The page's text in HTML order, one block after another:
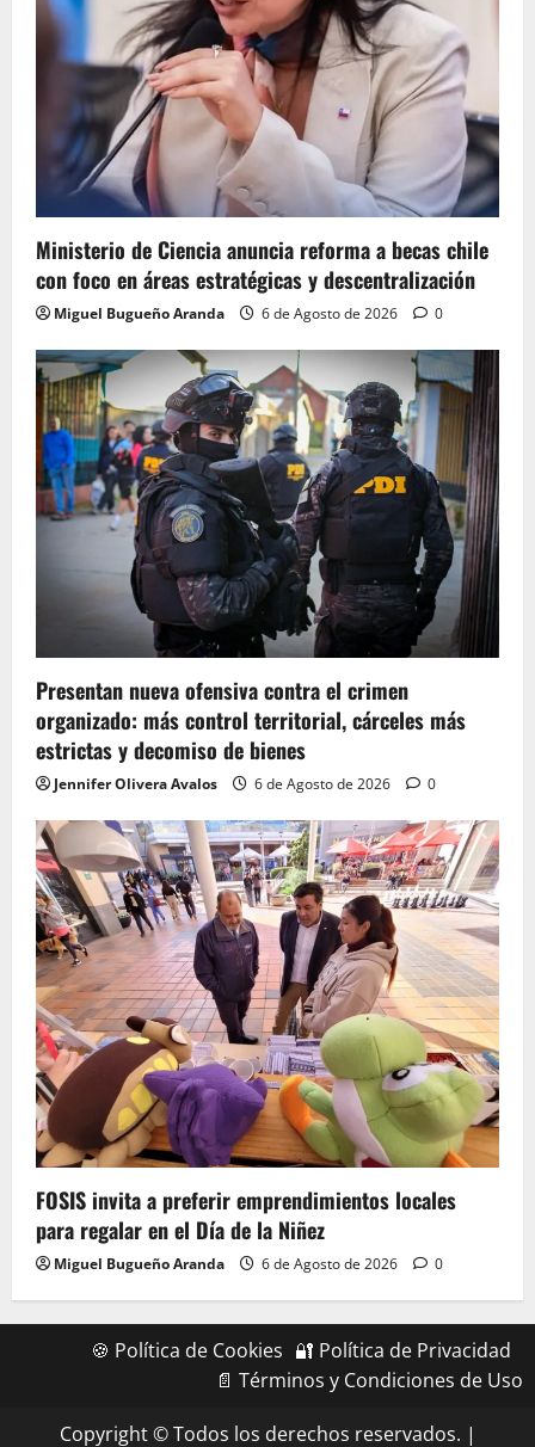
Ministerio de Ciencia anuncia reforma a becas chile
con foco en áreas estratégicas y descentralización
Miguel Bugueño Aranda 6 de Agosto de 2026 0
Presentan nueva ofensiva contra el crimen
organizado: más control territorial, cárceles más
estrictas y decomiso de bienes
Jennifer Olivera Avalos 6 de Agosto de 2026 0
FOSIS invita a preferir emprendimientos locales
para regalar en el Día de la Niñez
Miguel Bugueño Aranda 6 de Agosto de 2026 0
🍪 Política de Cookies 🔐 Política de Privacidad
📄 Términos y Condiciones de Uso
Copyright © Todos los derechos reservados. |